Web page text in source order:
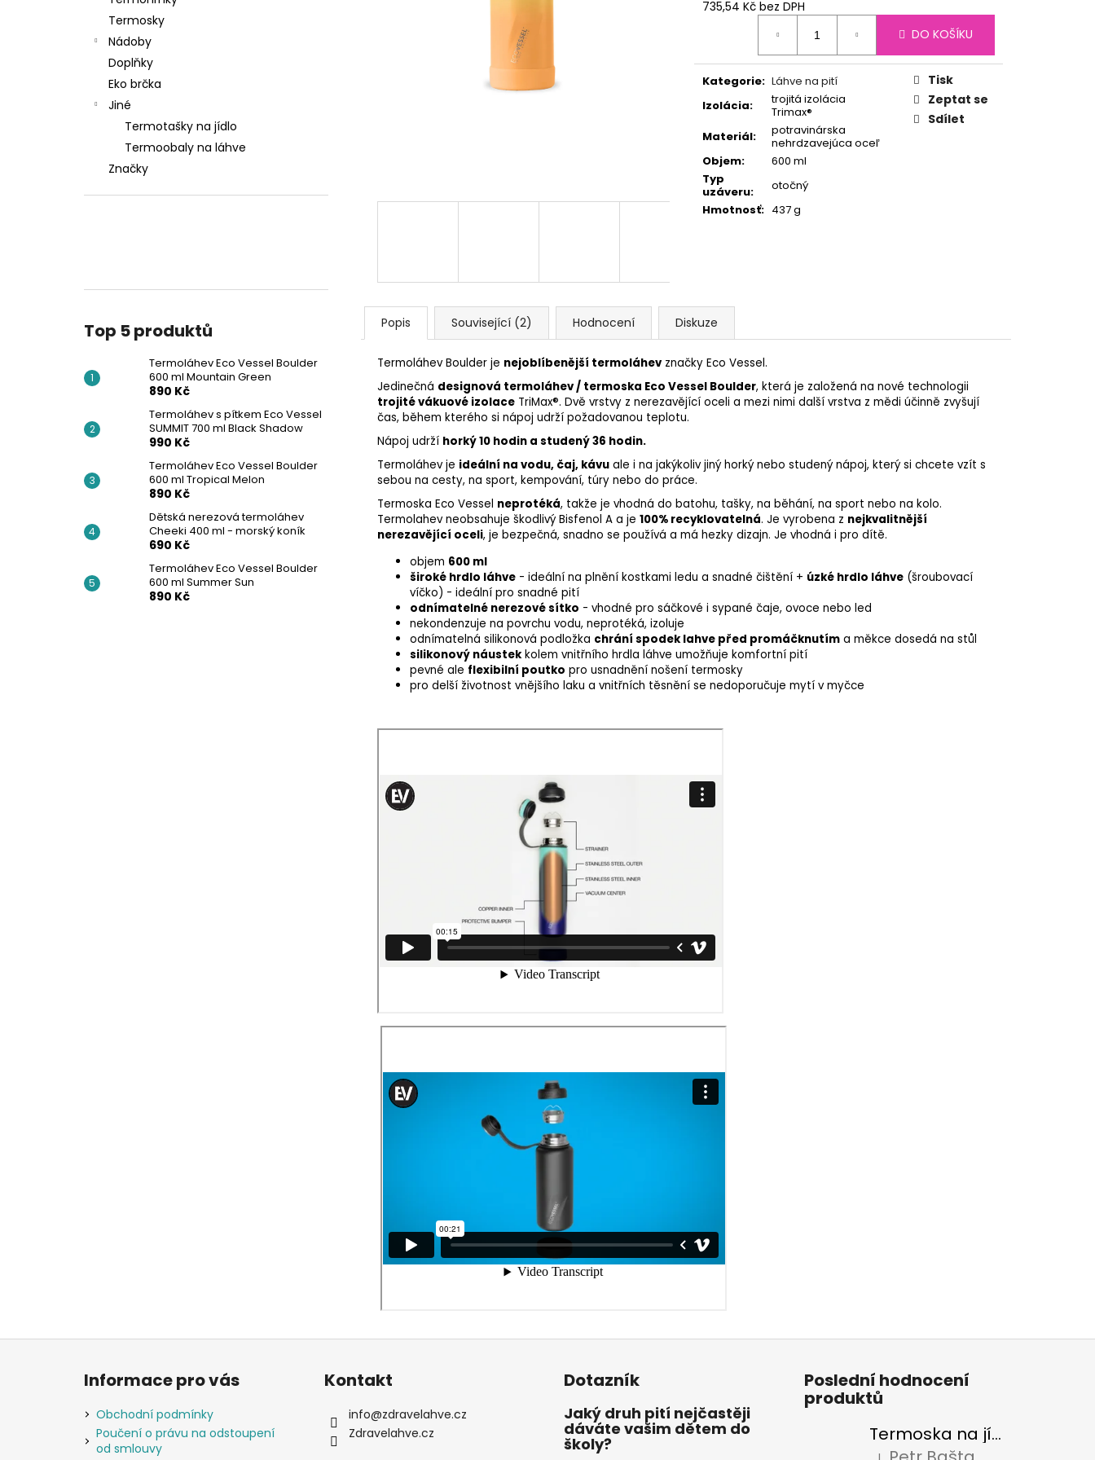
Termosky
Nádoby
Doplňky
Eko brčka
Jiné
Termotašky na jídlo
Termoobaly na láhve
Značky
Top 5 produktů
Termoláhev Eco Vessel Boulder
600 ml Mountain Green
890 Kč
Termoláhev s pítkem Eco Vessel
SUMMIT 700 ml Black Shadow
990 Kč
Termoláhev Eco Vessel Boulder
600 ml Tropical Melon
890 Kč
Dětská nerezová termoláhev
Cheeki 400 ml - morský koník
690 Kč
Termoláhev Eco Vessel Boulder
600 ml Summer Sun
890 Kč
735,54 Kč bez DPH
DO KOŠÍKU
Kategorie: Láhve na pití
Izolácia:
trojitá izolácia
Trimax®
Materiál:
potravinárska
nehrdzavejúca oceľ
Objem:
600 ml
Typ
uzáveru:
otočný
Hmotnosť: 437 g
Tisk
Zeptat se
Sdílet
Popis Související (2) Hodnocení Diskuze
Termoláhev Boulder je nejoblíbenější termoláhev značky Eco Vessel.
Jedinečná designová termoláhev / termoska Eco Vessel Boulder, která je založená na nové technologii
trojité vákuové izolace TriMax®. Dvě vrstvy z nerezavějící oceli a mezi nimi další vrstva z mědi účinně zvyšují
čas, během kterého si nápoj udrží požadovanou teplotu.
Nápoj udrží horký 10 hodin a studený 36 hodin.
Termoláhev je ideální na vodu, čaj, kávu ale i na jakýkoliv jiný horký nebo studený nápoj, který si chcete vzít s
sebou na cesty, na sport, kempování, túry nebo do práce.
Termoska Eco Vessel neprotéká, takže je vhodná do batohu, tašky, na běhání, na sport nebo na kolo.
Termolahev neobsahuje škodlivý Bisfenol A a je 100% recyklovatelná. Je vyrobena z nejkvalitnější
nerezavějící oceli, je bezpečná, snadno se používá a má hezky dizajn. Je vhodná i pro dítě.
objem 600 ml
široké hrdlo láhve - ideální na plnění kostkami ledu a snadné čištění + úzké hrdlo láhve (šroubovací
víčko) - ideální pro snadné pití
odnímatelné nerezové sítko - vhodné pro sáčkové i sypané čaje, ovoce nebo led
nekondenzuje na povrchu vodu, neprotéká, izoluje
odnímatelná silikonová podložka chrání spodek lahve před promáčknutím a měkce dosedá na stůl
silikonový náustek kolem vnitřního hrdla láhve umožňuje komfortní pití
pevné ale flexibilní poutko pro usnadnění nošení termosky
pro delší životnost vnějšího laku a vnitřních těsnění se nedoporučuje mytí vmyčce
890 Kč
Z
Informace pro vás
Obchodní podmínky
Poučení o právu na odstoupení
od smlouvy
Kontakt
info@zdravelahve.cz
Zdravelahve.cz
Dotazník
Jaký druh pití nejčastěji
dáváte vašim dětem do
školy?
Poslední hodnocení
produktů
Termoska na jídlo Cheeki 480 ml Pistachio